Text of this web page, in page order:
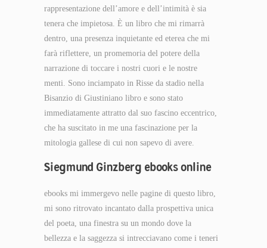
rappresentazione dell’amore e dell’intimità è sia
tenera che impietosa. È un libro che mi rimarrà
dentro, una presenza inquietante ed eterea che mi
farà riflettere, un promemoria del potere della
narrazione di toccare i nostri cuori e le nostre
menti. Sono inciampato in Risse da stadio nella
Bisanzio di Giustiniano libro e sono stato
immediatamente attratto dal suo fascino eccentrico,
che ha suscitato in me una fascinazione per la
mitologia gallese di cui non sapevo di avere.
Siegmund Ginzberg ebooks online
ebooks mi immergevo nelle pagine di questo libro,
mi sono ritrovato incantato dalla prospettiva unica
del poeta, una finestra su un mondo dove la
bellezza e la saggezza si intrecciavano come i teneri